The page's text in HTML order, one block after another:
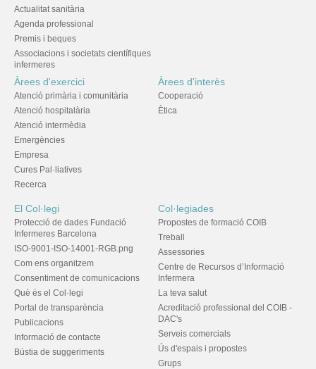
Actualitat sanitària
Agenda professional
Premis i beques
Associacions i societats científiques
infermeres
Àrees d'exercici
Atenció primària i comunitària
Atenció hospitalària
Atenció intermèdia
Emergències
Empresa
Cures Pal·liatives
Recerca
Àrees d'interès
Cooperació
Ètica
El Col·legi
Protecció de dades Fundació
Infermeres Barcelona
ISO-9001-ISO-14001-RGB.png
Com ens organitzem
Consentiment de comunicacions
Què és el Col·legi
Portal de transparència
Publicacions
Informació de contacte
Bústia de suggeriments
Col·legiades
Propostes de formació COIB
Treball
Assessories
Centre de Recursos d’Informació
Infermera
La teva salut
Acreditació professional del COIB -
DAC's
Serveis comercials
Ús d'espais i propostes
Grups